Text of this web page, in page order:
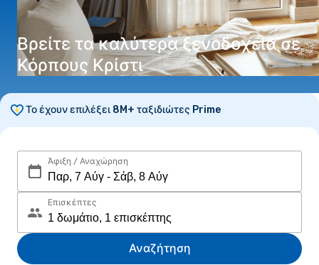
Βρείτε τα καλύτερα ξενοδοχεία σε
Κόρπους Κρίστι
Το έχουν επιλέξει 8M+ ταξιδιώτες Prime
Άφιξη / Αναχώρηση
Επισκέπτες
Αναζήτηση